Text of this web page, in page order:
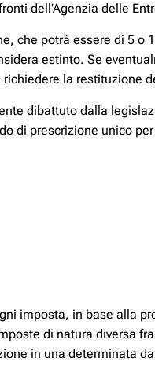
dell'Agenzia delle
che potrà essere di 5 o
estinto. Se
la restituzione
dibattuto dalla
di prescrizione unico
imposta, in base alla
di natura diversa
in una determinata